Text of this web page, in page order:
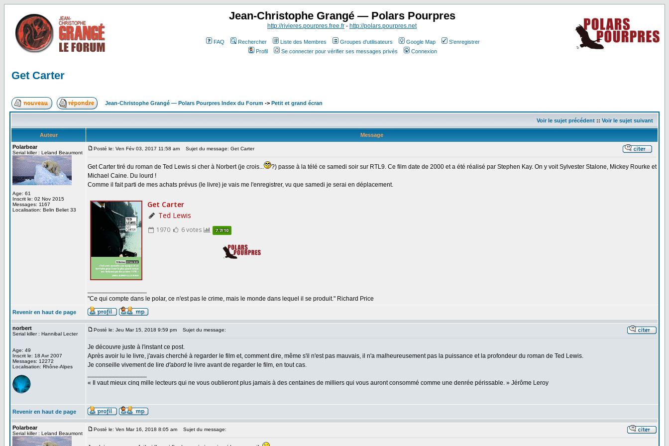
Jean-Christophe Grangé — Polars Pourpres
http://rivieres.pourpres.free.fr - http://polars.pourpres.net
FAQ Rechercher Liste des Membres Groupes d'utilisateurs Google Map
S'enregistrer
Profil
Se connecter pour vérifier ses messages privés Connexion
Get Carter
Jean-Christophe Grangé — Polars Pourpres Index du Forum -> Petit et grand écran
Voir le sujet précédent :: Voir le sujet suivant
Auteur
Message
Polarbear
Serial killer : Leland Beaumont
Age: 61
Inscrit le: 02 Nov 2015
Messages: 1167
Localisation: Belin Beliet 33
Posté le: Ven Fév 03, 2017 11:58 am Sujet du message: Get Carter
Get Carter tiré du roman de Ted Lewis si cher à Norbert (je crois...
?) passe à la télé ce samedi soir sur RTL9. Ce film date de 2000 et a été réalisé par Stephen Kay. On y voit Sylvester Stalone, Mickey Rourke et
Michael Caine. Du lourd !
Comme il fait parti de mes achats prévus (le livre) je vais me l'enregistrer, vu que samedi je serai en déplacement.
"Ce qui compte dans le polar, ce n'est pas le crime, mais le monde dans lequel il se produit." Richard Price
Revenir en haut de page
norbert
Serial killer : Hannibal Lecter
Age: 49
Inscrit le: 18 Avr 2007
Messages: 12272
Localisation: Rhône-Alpes
Posté le: Jeu Mar 15, 2018 9:59 pm Sujet du message:
Je découvre juste à l'instant ce post.
Après avoir lu le livre, j'avais cherché à regarder le film et, comment dire, même s'il n'est pas mauvais, il n'a malheureusement pas la puissance et la profondeur du roman de Ted Lewis.
Je conseille vivement de lire d'abord le livre avant de regarder le film, en tout cas.
« Il vaut mieux cinq mille lecteurs qui ne vous oublieront plus jamais à des centaines de milliers qui vous auront consommé comme une denrée périssable. » Jérôme Leroy
Revenir en haut de page
Polarbear
Serial killer : Leland Beaumont
Posté le: Ven Mar 16, 2018 8:05 am Sujet du message: